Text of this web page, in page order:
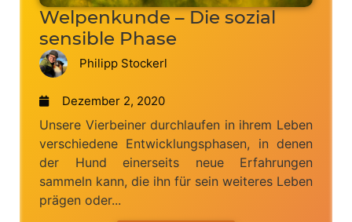
Welpenkunde – Die sozial
sensible Phase
Philipp Stockerl
Dezember 2, 2020
Unsere Vierbeiner durchlaufen in ihrem Leben
verschiedene Entwicklungsphasen, in denen
der Hund einerseits neue Erfahrungen
sammeln kann, die ihn für sein weiteres Leben
prägen oder...